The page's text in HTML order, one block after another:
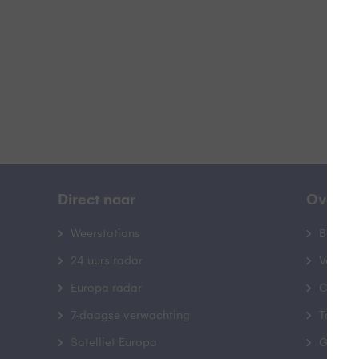
Direct naar
Weerstations
24 uurs radar
Europa radar
7-daagse verwachting
Satelliet Europa
Over
Contact